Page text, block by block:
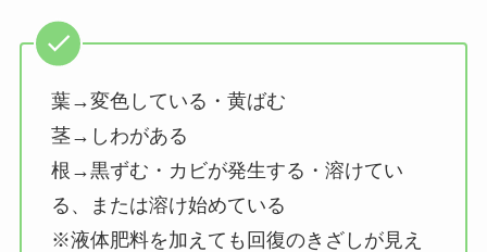
葉→変色している・黄ばむ
茎→しわがある
根→黒ずむ・カビが発生する・溶けてい
る、または溶け始めている
※液体肥料を加えても回復のきざしが見え